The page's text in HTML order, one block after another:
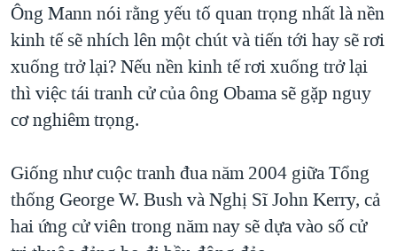
Ông Mann nói rằng yếu tố quan trọng nhất là nền
kinh tế sẽ nhích lên một chút và tiến tới hay sẽ rơi
xuống trở lại? Nếu nền kinh tế rơi xuống trở lại
thì việc tái tranh cử của ông Obama sẽ gặp nguy
cơ nghiêm trọng.
Giống như cuộc tranh đua năm 2004 giữa Tổng
thống George W. Bush và Nghị Sĩ John Kerry, cả
hai ứng cử viên trong năm nay sẽ dựa vào số cử